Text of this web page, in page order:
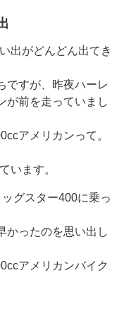
出がどんどん出てき
ですが、昨夜ハーレ
が前を走っていまし
アメリカンって。
います。
グスター400に乗っ
かったのを思い出し
アメリカンバイク